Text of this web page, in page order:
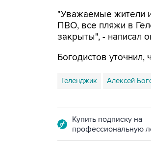
"Уважаемые жители
ПВО, все пляжи в
закрыты", - написал
Богодистов
Геленджик Алексей
Купить подписку на
профессиональную